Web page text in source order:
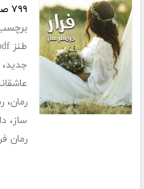
۷۹۹ صفحه
طنز pdf
جدید
رمان،
ساز،
رمان